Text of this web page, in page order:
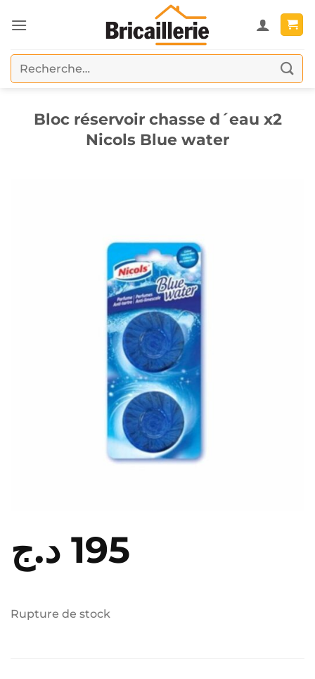
au
Recherche
pour :
Bloc réservoir chasse d´eau x2
Nicols Blue water
195 د.ج
Rupture de stock